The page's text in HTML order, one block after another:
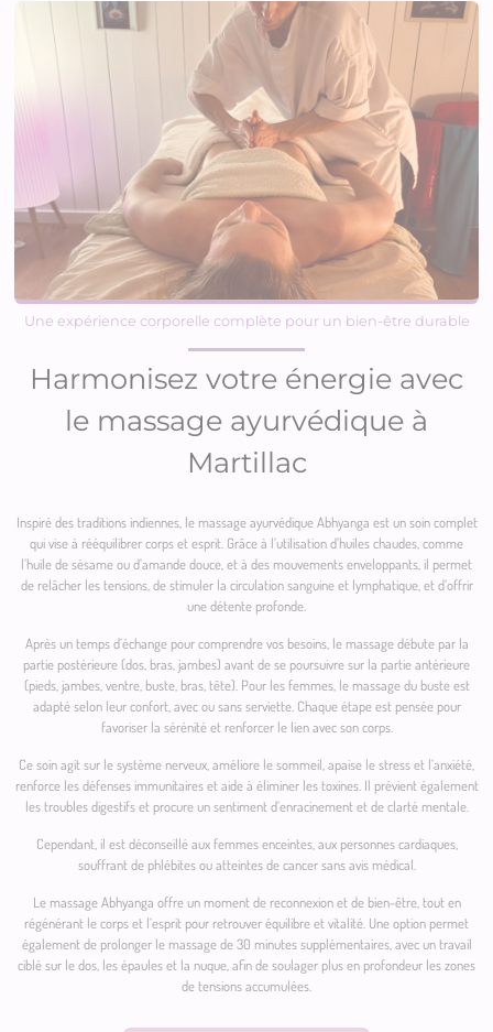
Une expérience corporelle complète pour un bien-être durable
Harmonisez votre énergie avec
le massage ayurvédique à
Martillac
Inspiré des traditions indiennes, le massage ayurvédique Abhyanga est un soin complet
qui vise à rééquilibrer corps et esprit. Grâce à l’utilisation d’huiles chaudes, comme
l’huile de sésame ou d’amande douce, et à des mouvements enveloppants, il permet
de relâcher les tensions, de stimuler la circulation sanguine et lymphatique, et d’offrir
une détente profonde.
Après un temps d’échange pour comprendre vos besoins, le massage débute par la
partie postérieure (dos, bras, jambes) avant de se poursuivre sur la partie antérieure
(pieds, jambes, ventre, buste, bras, tête). Pour les femmes, le massage du buste est
adapté selon leur confort, avec ou sans serviette. Chaque étape est pensée pour
favoriser la sérénité et renforcer le lien avec son corps.
Ce soin agit sur le système nerveux, améliore le sommeil, apaise le stress et l’anxiété,
renforce les défenses immunitaires et aide à éliminer les toxines. Il prévient également
les troubles digestifs et procure un sentiment d’enracinement et de clarté mentale.
Cependant, il est déconseillé aux femmes enceintes, aux personnes cardiaques,
souffrant de phlébites ou atteintes de cancer sans avis médical.
Le massage Abhyanga offre un moment de reconnexion et de bien-être, tout en
régénérant le corps et l’esprit pour retrouver équilibre et vitalité. Une option permet
également de prolonger le massage de 30 minutes supplémentaires, avec un travail
ciblé sur le dos, les épaules et la nuque, afin de soulager plus en profondeur les zones
de tensions accumulées.